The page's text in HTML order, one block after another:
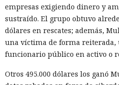
Un escenario similar ya se
chips de memoria Micron
Administración del
los productos de la compañía
prohibió a los operadores de
su negocio y en otoño de 2025
empresas exigiendo dinero y
sustraído. El grupo obtuvo
dólares en rescates; además,
una víctima de forma reiterada,
funcionario público en activo o
Otros 495.000 dólares los ganó